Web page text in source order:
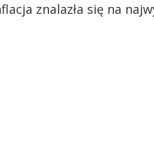
znalazła się na